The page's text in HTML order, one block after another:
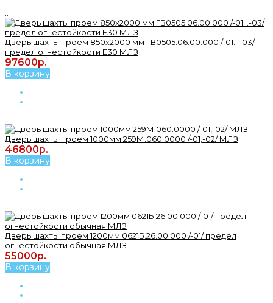
Дверь шахты проем 850х2000 мм ГВ0505.06.00.000 /-01...-03/
предел огнестойкости Е30 МЛЗ
97600р.
В корзину
Дверь шахты проем 1000мм 259М.060.0000 /-01,-02/ МЛЗ
46800р.
В корзину
Дверь шахты проем 1200мм 0621Б.26.00.000 /-01/ предел
огнестойкости обычная МЛЗ
55000р.
В корзину